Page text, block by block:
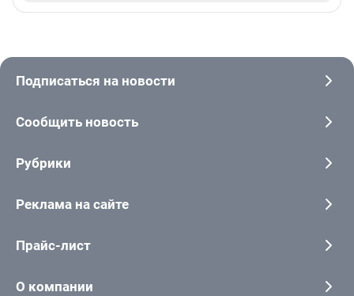
Подписаться на новости
Сообщить новость
Рубрики
Реклама на сайте
Прайс-лист
О компании